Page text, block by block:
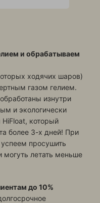
и обрабатываем
ходячих шаров)
газом гелием.
изнутри
и экологически
который
более 3-х дней! При
просушить
могуть летать меньше
до 10%